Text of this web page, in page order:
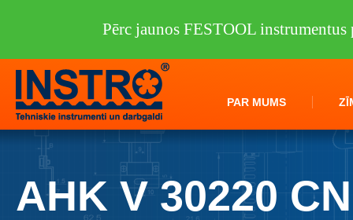
PAR MUMS
AHK V 30220
Pērc jaunos FESTOOL